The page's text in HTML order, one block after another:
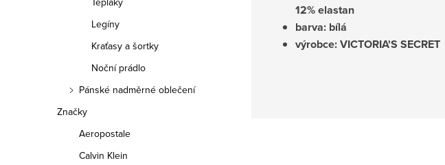
Legíny
Kraťasy a šortky
Noční prádlo
Pánské nadměrné oblečení
Značky
Aeropostale
Calvin Klein
12% elastan
barva: bílá
výrobce: VICTORIA'S SECRET